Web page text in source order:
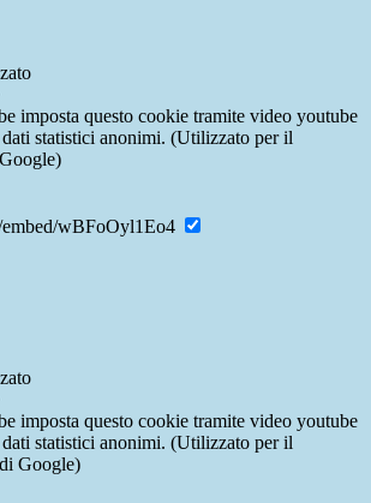
imposta questo cookie tramite video youtube
statistici anonimi. (Utilizzato per il
wBFoOyl1Eo4
imposta questo cookie tramite video youtube
statistici anonimi. (Utilizzato per il
Google)